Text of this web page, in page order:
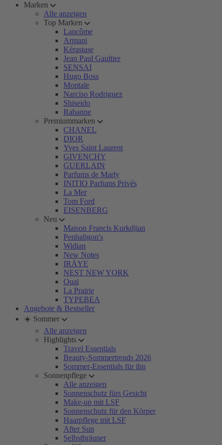
Marken
Alle anzeigen
Top Marken
Lancôme
Armani
Kérastase
Jean Paul Gaultier
SENSAI
Hugo Boss
Montale
Narciso Rodriguez
Shiseido
Rabanne
Premiummarken
CHANEL
DIOR
Yves Saint Laurent
GIVENCHY
GUERLAIN
Parfums de Marly
INITIO Parfums Privés
La Mer
Tom Ford
EISENBERG
Neu
Maison Francis Kurkdjian
Penhaligon's
Widian
New Notes
IRÄYE
NEST NEW YORK
Ouai
La Prairie
TYPEBEA
Angebote & Bestseller
☀️ Sommer
Alle anzeigen
Highlights
Travel Essentials
Beauty-Sommertrends 2026
Sommer-Essentials für ihn
Sonnenpflege
Alle anzeigen
Sonnenschutz fürs Gesicht
Make-up mit LSF
Sonnenschutz für den Körper
Haarpflege mit LSF
After Sun
Selbstbräuner